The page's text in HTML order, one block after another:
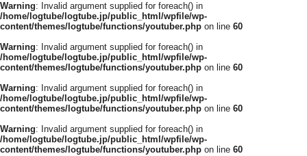
Warning: Invalid argument supplied for foreach() in
/home/logtube/logtube.jp/public_html/wpfile/wp-
content/themes/logtube/functions/youtuber.php on line 60
Warning: Invalid argument supplied for foreach() in
/home/logtube/logtube.jp/public_html/wpfile/wp-
content/themes/logtube/functions/youtuber.php on line 60
Warning: Invalid argument supplied for foreach() in
/home/logtube/logtube.jp/public_html/wpfile/wp-
content/themes/logtube/functions/youtuber.php on line 60
Warning: Invalid argument supplied for foreach() in
/home/logtube/logtube.jp/public_html/wpfile/wp-
content/themes/logtube/functions/youtuber.php on line 60